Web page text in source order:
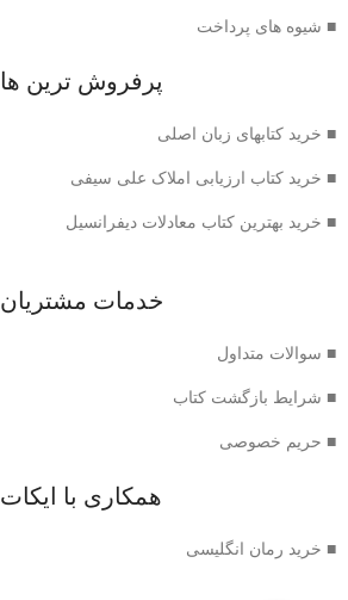
■ شیوه های پرداخت
پرفروش ترین ها
■ خرید کتابهای زبان اصلی
■ خرید کتاب ارزیابی املاک علی سیفی
■ خرید بهترین کتاب معادلات دیفرانسیل
خدمات مشتریان
■ سوالات متداول
■ شرایط بازگشت کتاب
■ حریم خصوصی
همکاری با ایکات
■ خرید رمان انگلیسی